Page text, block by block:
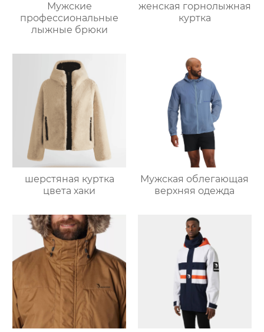
Мужские
профессиональные
лыжные брюки
женская горнолыжная
куртка
шерстяная куртка
цвета хаки
Мужская облегающая
верхняя одежда